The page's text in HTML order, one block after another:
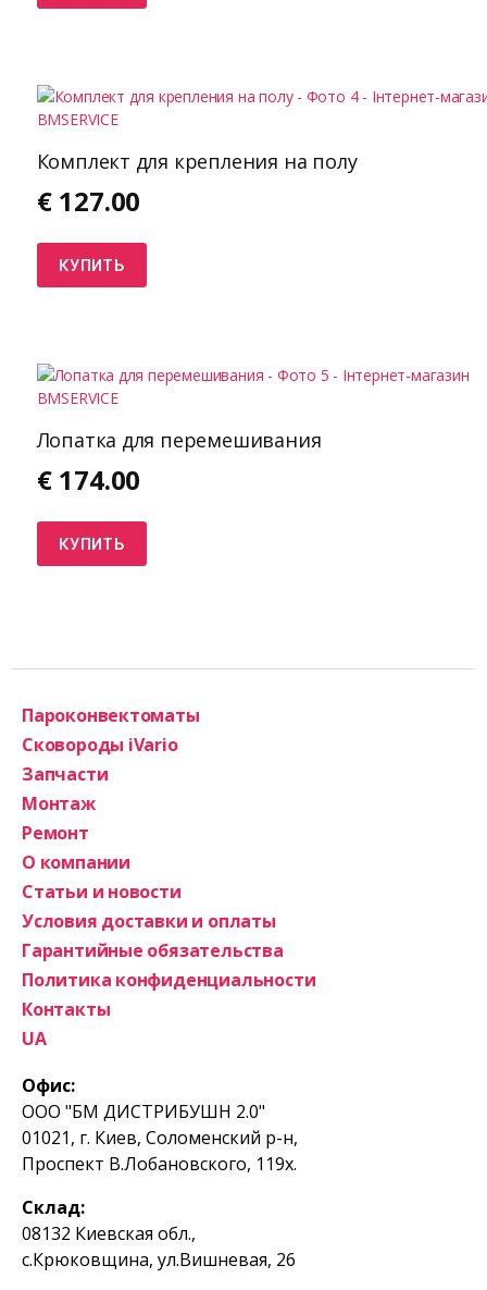
Комплект для крепления на полу
€ 127.00
КУПИТЬ
Лопатка для перемешивания
€ 174.00
КУПИТЬ
Офис:
ООО "БМ ДИСТРИБУШН 2.0"
01021, г. Киев, Соломенский р-н,
Проспект В.Лобановского, 119х.
Склад:
08132 Киевская обл.,
с.Крюковщина, ул.Вишневая, 26
Пароконвектоматы
Сковороды iVario
Запчасти
Монтаж
Ремонт
О компании
Статьи и новости
Условия доставки и оплаты
Гарантийные обязательства
Политика конфиденциальности
Контакты
UA